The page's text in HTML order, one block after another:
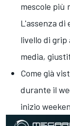
mescole più
L'assenza di
livello di grip
media,
Come già
durante il
inizio